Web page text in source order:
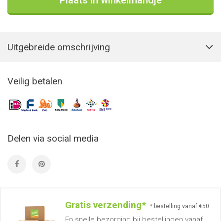
Uitgebreide omschrijving
Veilig betalen
Delen via social media
Gratis verzending* * bestelling vanaf €50